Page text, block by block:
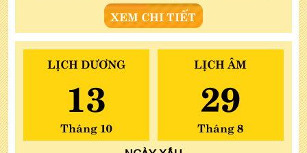
XEM CHI TIẾT
LỊCH DƯƠNG
13
Tháng 10
LỊCH ÂM
29
Tháng 8